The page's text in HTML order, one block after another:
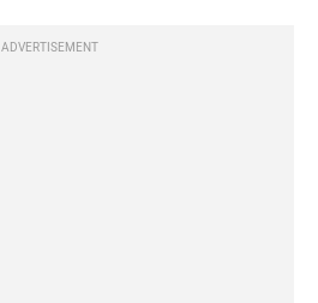
ADVERTISEMENT